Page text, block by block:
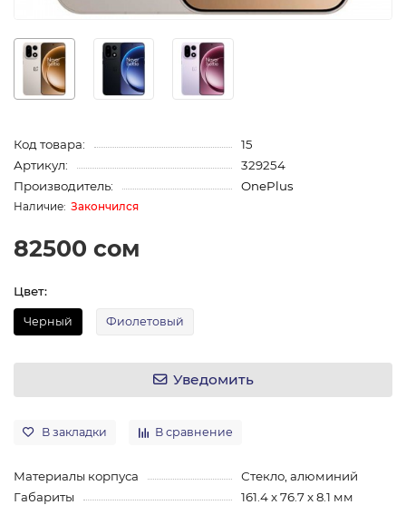
Код товара:
15
Артикул:
329254
Производитель:
OnePlus
Закончился
82500 сом
Цвет:
Черный Фиолетовый
Уведомить
В закладки В сравнение
Материалы корпуса
Стекло, алюминий
Габариты
161.4 x 76.7 x 8.1 мм